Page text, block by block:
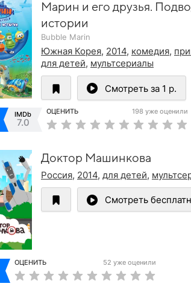
Марин и его друзья.
истории
Bubble Marin
Южная Корея, 2014, комедия,
для детей, мультсериалы
Смотреть за 1 р.
IMDb
7.0
ОЦЕНИТЬ 198 уже оценили
Доктор Машинкова
Россия, 2014, для детей,
Смотреть
ОЦЕНИТЬ 52 уже оценили